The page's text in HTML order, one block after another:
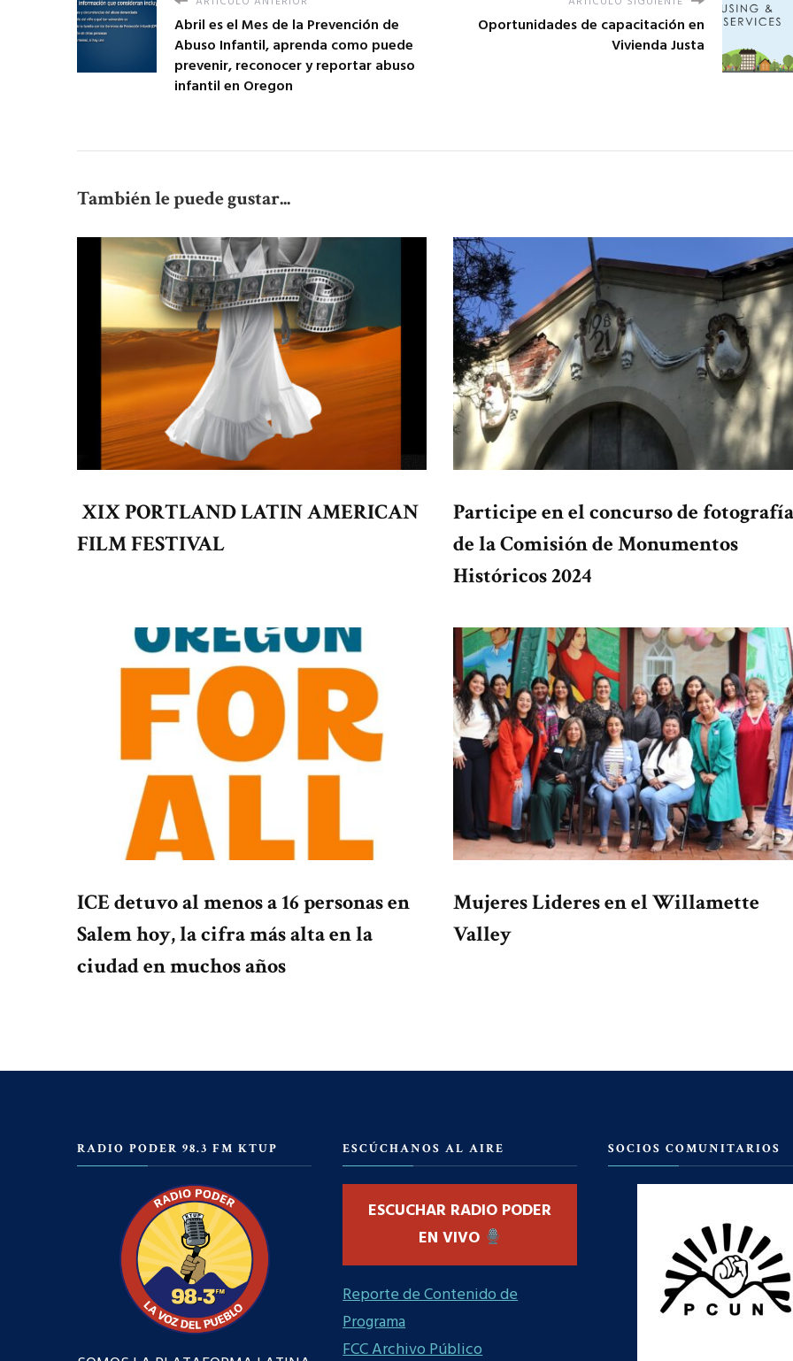
Abril es el Mes de la Prevención de
Abuso Infantil, aprenda como puede
prevenir, reconocer y reportar abuso
infantil en Oregon
Oportunidades de capacitación en
Vivienda Justa
También le puede gustar...
XIX PORTLAND LATIN AMERICAN
FILM FESTIVAL
Participe en el concurso de fotografía
de la Comisión de Monumentos
Históricos 2024
ICE detuvo al menos a 16 personas en
Salem hoy, la cifra más alta en la
ciudad en muchos años
Mujeres Lideres en el Willamette
Valley
RADIO PODER 98.3 FM KTUP ESCÚCHANOS AL AIRE
ESCUCHAR RADIO PODER
EN VIVO
Reporte de Contenido de
Programa
FCC Archivo Público
SOCIOS COMUNITARIOS